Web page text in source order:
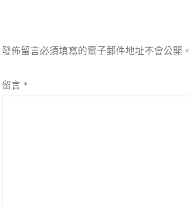
發佈留言必須填寫的電子郵件地址不會公開。
留言 *